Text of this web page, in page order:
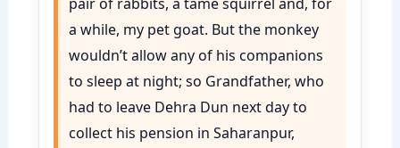
a while, my pet goat. But the monkey
wouldn’t allow any of his companions
to sleep at night; so Grandfather, who
had to leave Dehra Dun next day to
collect his pension in Saharanpur,